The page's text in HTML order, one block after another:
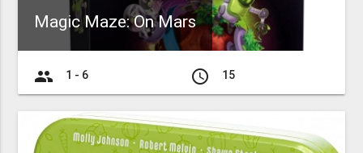
Magic Maze: On Mars
group 1 - 6 access_time 15